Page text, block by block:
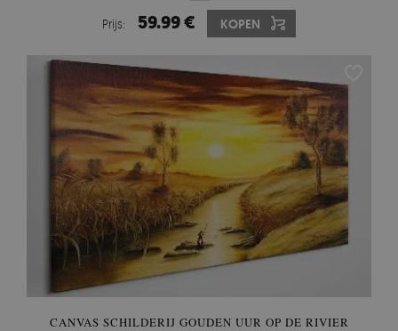
Prijs: 59.99 € KOPEN
CANVAS SCHILDERIJ GOUDEN UUR OP DE RIVIER